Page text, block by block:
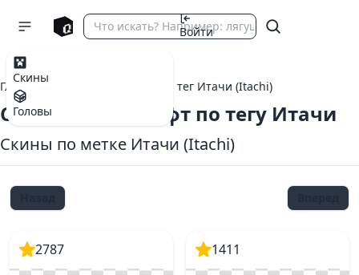
Скины
Головы
Войти
Главная тег Итачи (Itachi)
Скины Майнкрафт по тегу Итачи
Скины по метке Итачи (Itachi)
2787 1411